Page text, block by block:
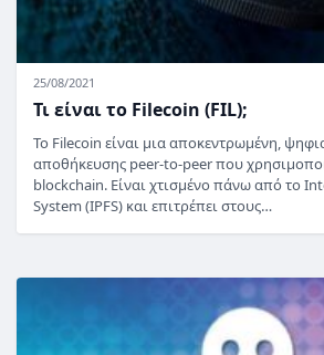
25/08/2021
Τι είναι το Filecoin (FIL);
Το Filecoin είναι μια αποκεντρωμένη,
αποθήκευσης peer-to-peer που
blockchain. Είναι χτισμένο πάνω από το
System (IPFS) και επιτρέπει στους…